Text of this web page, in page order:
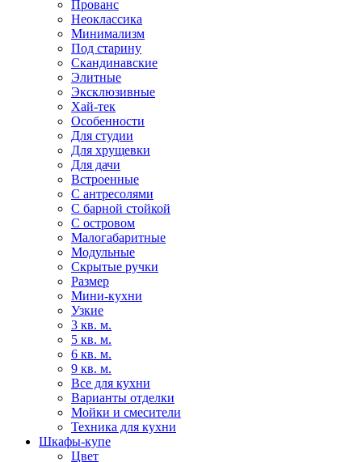
Прованс
Неоклассика
Минимализм
Под старину
Скандинавские
Элитные
Эксклюзивные
Хай-тек
Особенности
Для студии
Для хрущевки
Для дачи
Встроенные
С антресолями
С барной стойкой
С островом
Малогабаритные
Модульные
Скрытые ручки
Размер
Мини-кухни
Узкие
3 кв. м.
5 кв. м.
6 кв. м.
9 кв. м.
Все для кухни
Варианты отделки
Мойки и смесители
Техника для кухни
Шкафы-купе
Цвет